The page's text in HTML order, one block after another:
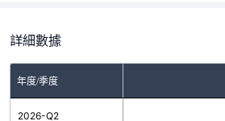
詳細數據
年度/季度
2026-Q2